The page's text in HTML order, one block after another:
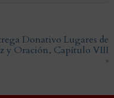
Donativo Lugares de
y Oración, Capítulo VIII
»